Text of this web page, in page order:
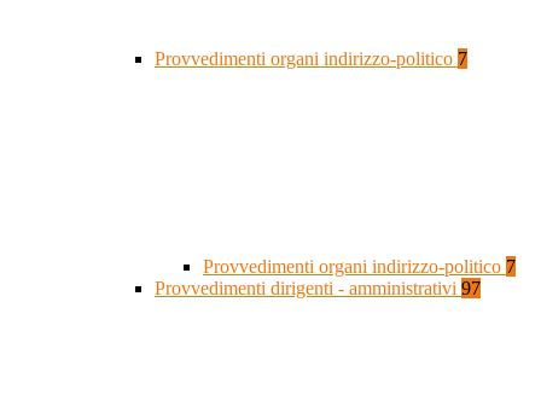
Provvedimenti organi indirizzo-politico 7
Provvedimenti organi indirizzo-politico 7
Provvedimenti dirigenti - amministrativi 97